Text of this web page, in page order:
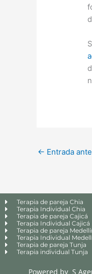
← Entrada
Terapia de pareja Chia
Terapia Individual Chia
Terapia de pareja Cajicá
Terapia Individual Cajicá
Terapia de pareja
Terapia Individual
Terapia de pareja Tunja
Terapia individual Tunja
Powered by S